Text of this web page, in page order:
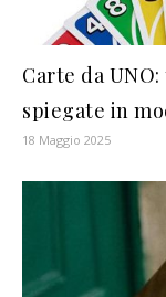
Carte da
spiegate in
18 Maggio 2025